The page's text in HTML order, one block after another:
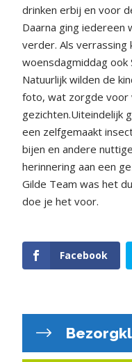
drinken erbij en voor
Daarna ging iedereen
verder. Als verrassing
woensdagmiddag ook
Natuurlijk wilden de
foto, wat zorgde voor
gezichten.Uiteindelijk
een zelfgemaakt
bijen en andere
herinnering aan een
Gilde Team was het
doe je het voor.
Facebook